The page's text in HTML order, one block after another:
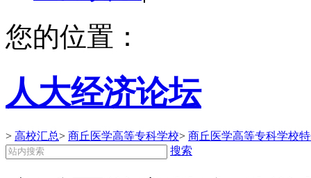
您的位置：
人大经济论坛
> 高校汇总> 商丘医学高等专科学校> 商丘医学高等专科学校
搜索